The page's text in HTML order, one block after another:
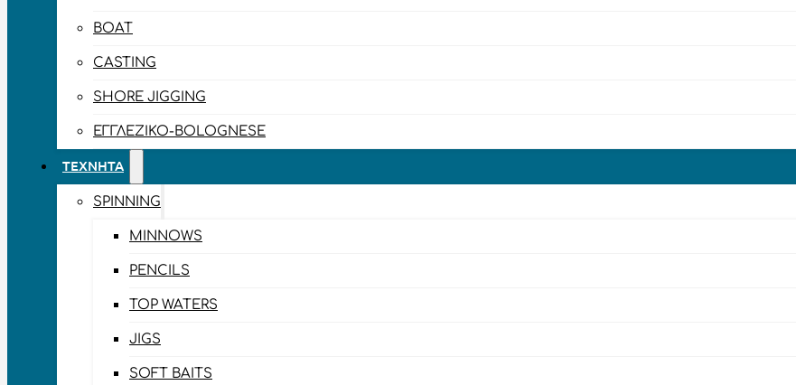
BOAT
CASTING
SHORE JIGGING
ΕΓΓΛΈΖΙΚΟ-BOLOGNESE
ΤΕΧΝΗΤΆ
SPINNING
MINNOWS
PENCILS
TOP WATERS
JIGS
SOFT BAITS